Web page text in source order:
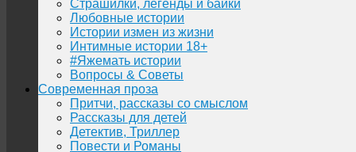
Страшилки, легенды и байки
Любовные истории
Истории измен из жизни
Интимные истории 18+
#Яжемать истории
Вопросы & Советы
Современная проза
Притчи, рассказы со смыслом
Рассказы для детей
Детектив, Триллер
Повести и Романы